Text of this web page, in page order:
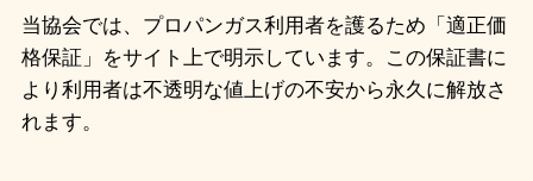
当協会では、プロパンガス利用者を護るため「適正価
格保証」をサイト上で明示しています。この保証書に
より利用者は不透明な値上げの不安から永久に解放さ
れます。